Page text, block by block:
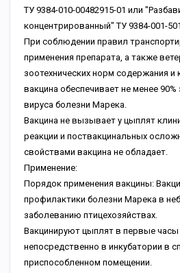
ТУ 9384-010-00482915-01 или
концентрированный" ТУ 9384-001-
При соблюдении правил
применения препарата, а также
зоотехнических норм содержания и
вакцина обеспечивает не менее
вируса болезни Марека.
Вакцина не вызывает у цыплят
реакции и поствакцинальных
свойствами вакцина не обладает.
Применение:
Порядок применения вакцины:
профилактики болезни Марека в
заболеванию птицехозяйствах.
Вакцинируют цыплят в первые
непосредственно в инкубатории в
приспособленном помещении.